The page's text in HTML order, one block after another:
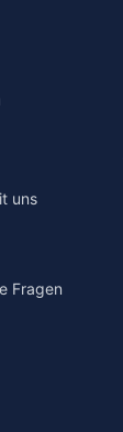
uns
Fragen